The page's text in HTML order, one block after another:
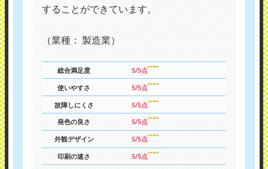
することができています。
（業種： 製造業）
総合満足度 5/5点
使いやすさ 5/5点
故障しにくさ 5/5点
発色の良さ 5/5点
外観デザイン 5/5点
印刷の速さ 5/5点